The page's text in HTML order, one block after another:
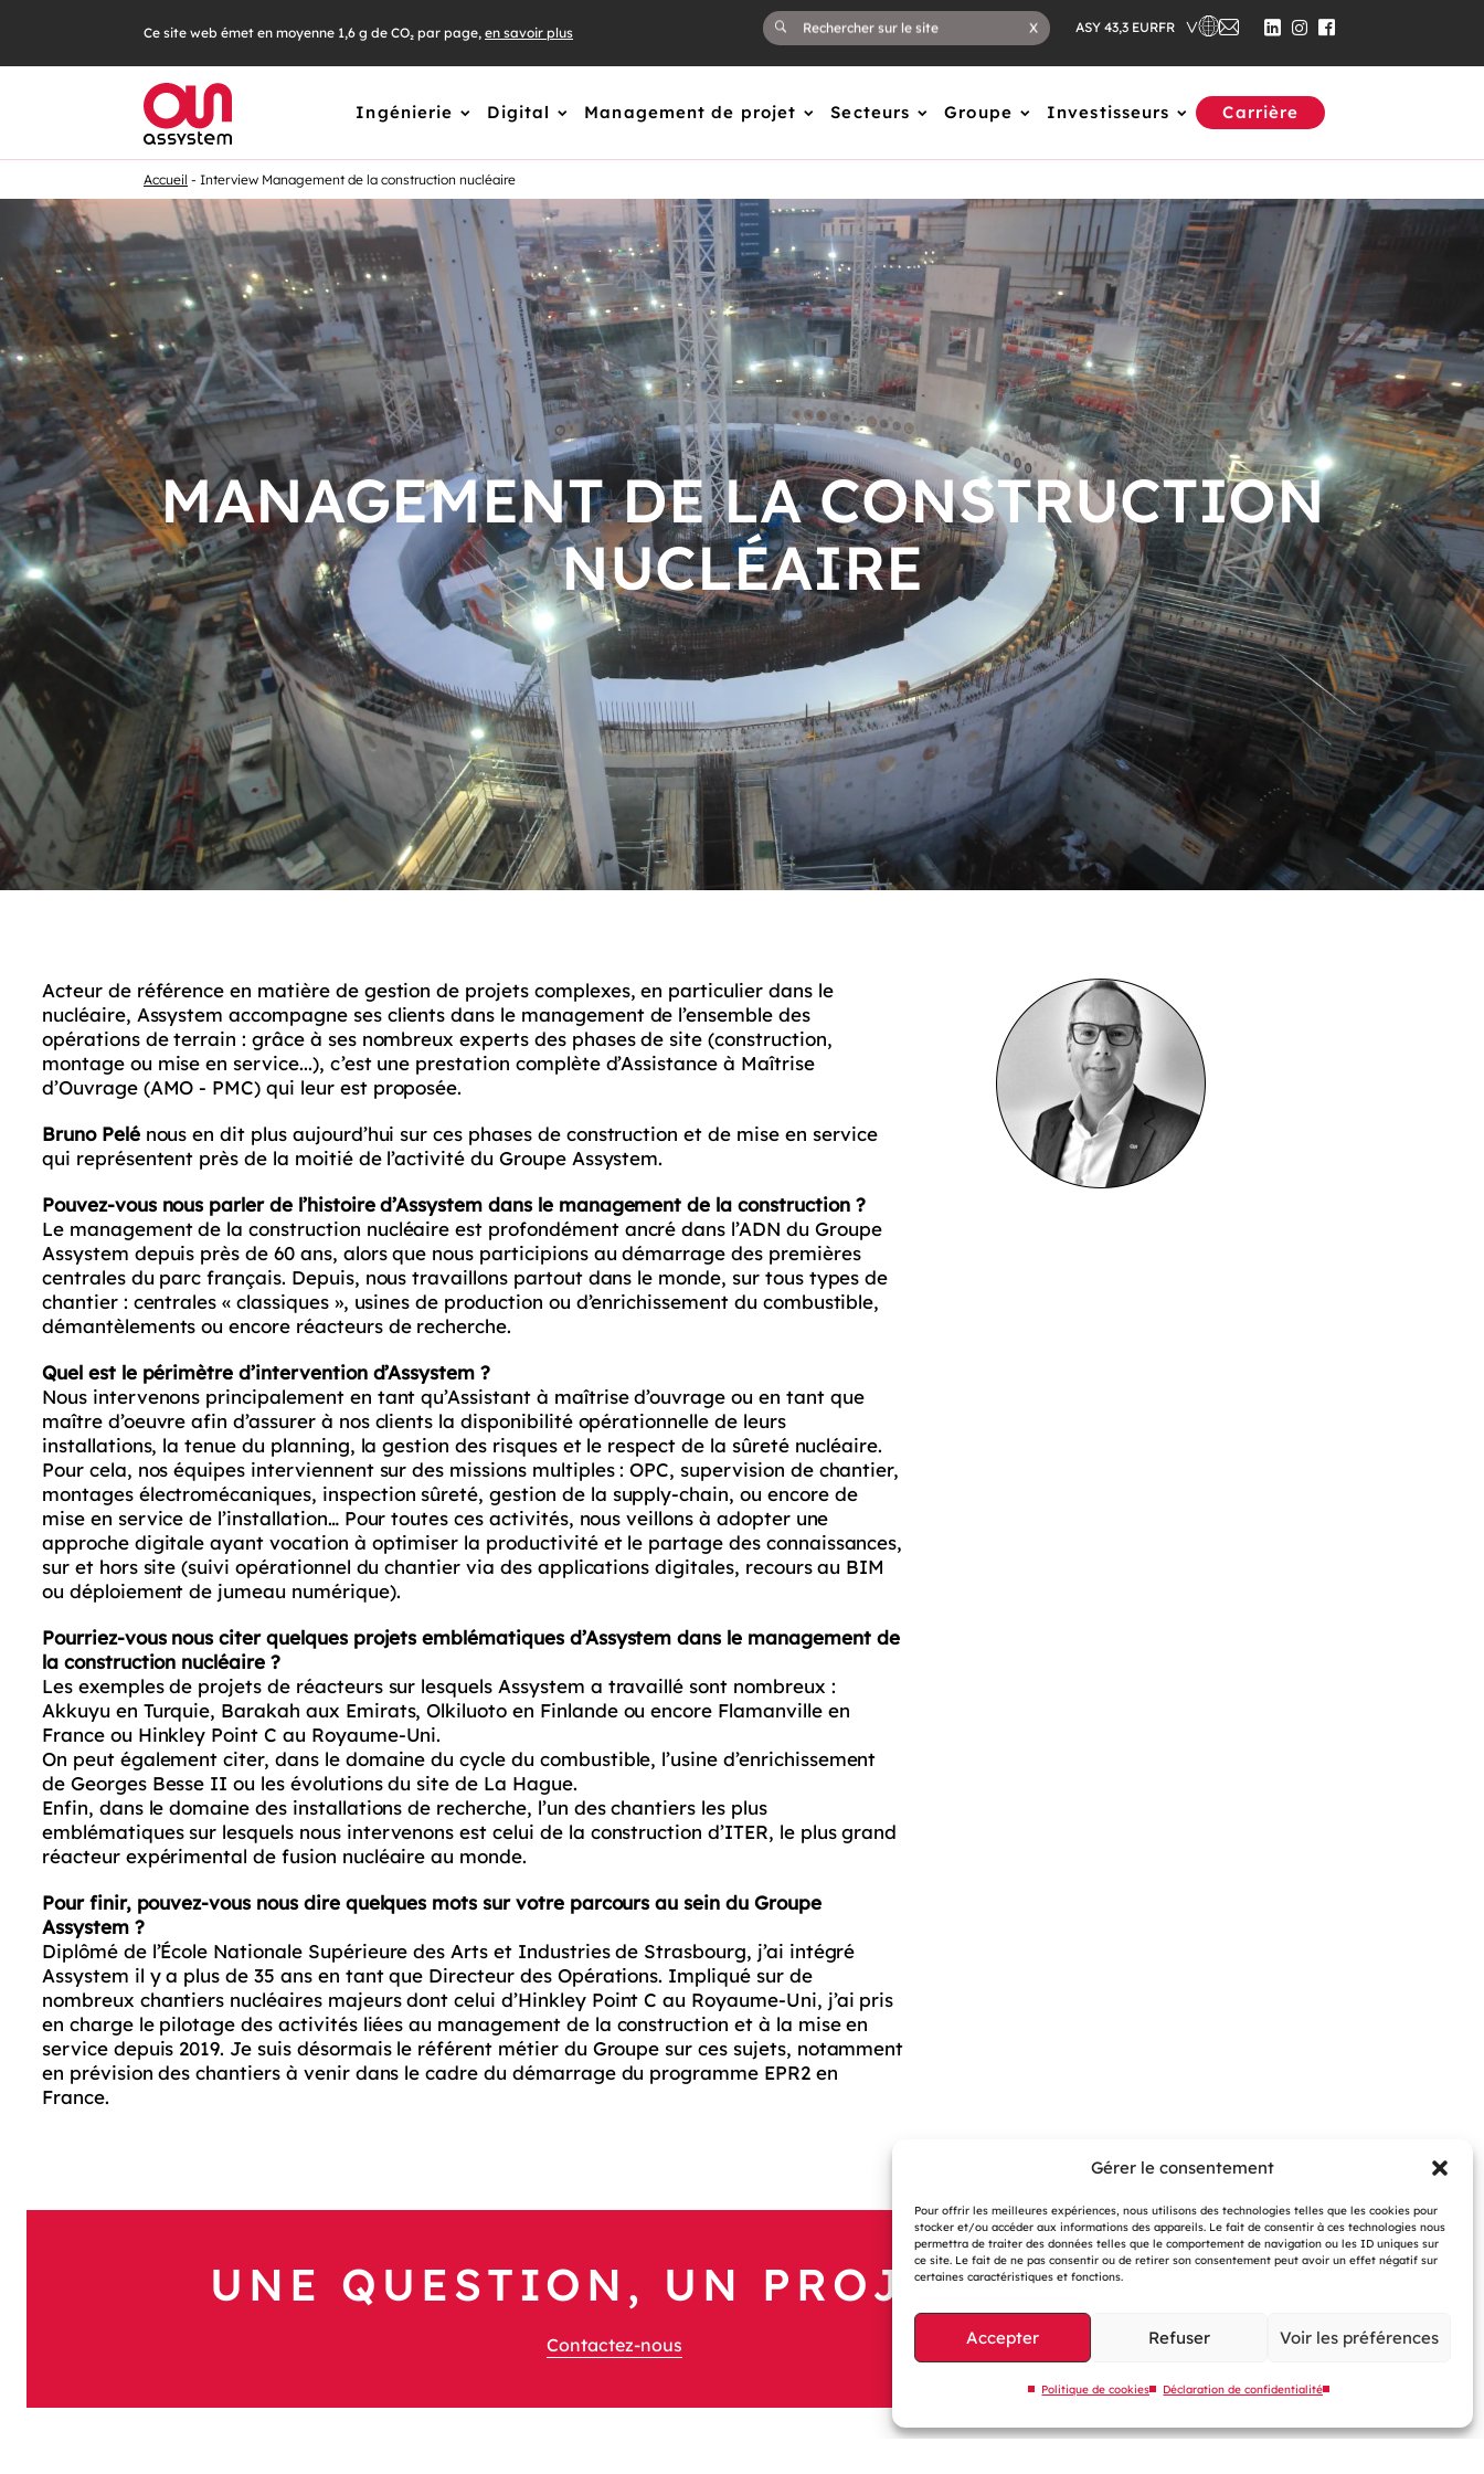
Gérer le consentement
Pour offrir les meilleures expériences, nous utilisons des technologies telles que les cookies pour
stocker et/ou accéder aux informations des appareils. Le fait de consentir à ces technologies nous
permettra de traiter des données telles que le comportement de navigation ou les ID uniques sur
ce site. Le fait de ne pas consentir ou de retirer son consentement peut avoir un effet négatif sur
certaines caractéristiques et fonctions.
Accepter Refuser Voir les préférences
Politique de cookies Déclaration de confidentialité
Ce site web émet en moyenne 1,6 g de CO₂ par page, en savoir plus X ASY 43,3 EURFR
Ingénierie Digital Management de projet Secteurs Groupe Investisseurs Carrière
Accueil Interview Management de la construction nucléaire
MANAGEMENT DE LA CONSTRUCTION
NUCLÉAIRE
Acteur de référence en matière de gestion de projets complexes, en particulier dans le
nucléaire, Assystem accompagne ses clients dans le management de l’ensemble des
opérations de terrain : grâce à ses nombreux experts des phases de site (construction,
montage ou mise en service...), c’est une prestation complète d’Assistance à Maîtrise
d’Ouvrage (AMO - PMC) qui leur est proposée.
Bruno Pelénous en dit plus aujourd’hui sur ces phases de construction et de mise en service
qui représentent près de la moitié de l’activité du Groupe Assystem.
Pouvez-vous nous parler de l’histoire d’Assystem dans le management de la construction ?
Le management de la construction nucléaire est profondément ancré dans l’ADN du Groupe
Assystem depuis près de 60 ans, alors que nous participions au démarrage des premières
centrales du parc français. Depuis, nous travaillons partout dans le monde, sur tous types de
chantier : centrales « classiques », usines de production ou d’enrichissement du combustible,
démantèlements ou encore réacteurs de recherche.
Quel est le périmètre d’intervention d’Assystem ?
Nous intervenons principalement en tant qu’Assistant à maîtrise d’ouvrage ou en tant que
maître d’oeuvre afin d’assurer à nos clients la disponibilité opérationnelle de leurs
installations, la tenue du planning, la gestion des risques et le respect de la sûreté nucléaire.
Pour cela, nos équipes interviennent sur des missions multiples : OPC, supervision de chantier,
montages électromécaniques, inspection sûreté, gestion de la supply-chain, ou encore de
mise en service de l’installation… Pour toutes ces activités, nous veillons à adopter une
approche digitale ayant vocation à optimiser la productivité et le partage des connaissances,
sur et hors site (suivi opérationnel du chantier via des applications digitales, recours au BIM
ou déploiement de jumeau numérique).
Pourriez-vous nous citer quelques projets emblématiques d’Assystem dans le management de
la construction nucléaire ?
Les exemples de projets de réacteurs sur lesquels Assystem a travaillé sont nombreux :
Akkuyu en Turquie, Barakah aux Emirats, Olkiluoto en Finlande ou encore Flamanville en
France ou Hinkley Point C au Royaume-Uni.
On peut également citer, dans le domaine du cycle du combustible, l’usine d’enrichissement
de Georges Besse II ou les évolutions du site de La Hague.
Enfin, dans le domaine des installations de recherche, l’un des chantiers les plus
emblématiques sur lesquels nous intervenons est celui de la construction d’ITER, le plus grand
réacteur expérimental de fusion nucléaire au monde.
Pour finir, pouvez-vous nous dire quelques mots sur votre parcours au sein du Groupe
Assystem ?
Diplômé de l’École Nationale Supérieure des Arts et Industries de Strasbourg, j’ai intégré
Assystem il y a plus de 35 ans en tant que Directeur des Opérations. Impliqué sur de
nombreux chantiers nucléaires majeurs dont celui d’Hinkley Point C au Royaume-Uni, j’ai pris
en charge le pilotage des activités liées au management de la construction et à la mise en
service depuis 2019. Je suis désormais le référent métier du Groupe sur ces sujets, notamment
en prévision des chantiers à venir dans le cadre du démarrage du programme EPR2 en
France.
UNE QUESTION, UN PROJET ?
Contactez-nous